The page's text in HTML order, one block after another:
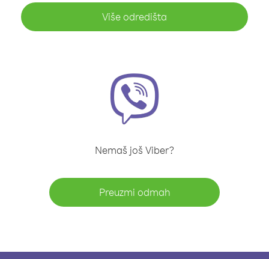
Više odredišta
Nemaš još Viber?
Preuzmi odmah